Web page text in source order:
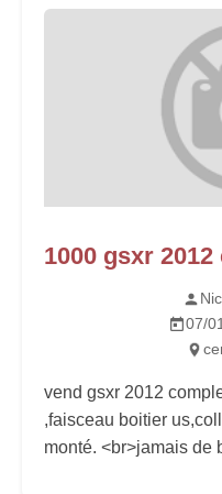
1000 gsxr
07/
vend gsxr 2012
,faisceau boitier
monté. <br>jamais de